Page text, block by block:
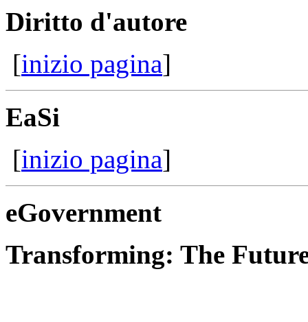
Diritto d'autore
[inizio pagina]
EaSi
[inizio pagina]
eGovernment
Transforming: The